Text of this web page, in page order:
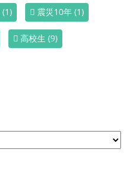
(1) 震災10年 (1)
高校生 (9)